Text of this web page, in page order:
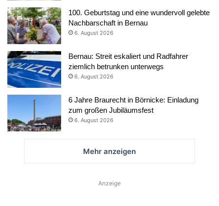
100. Geburtstag und eine wundervoll gelebte
Nachbarschaft in Bernau
6. August 2026
Bernau: Streit eskaliert und Radfahrer
ziemlich betrunken unterwegs
6. August 2026
6 Jahre Braurecht in Börnicke: Einladung
zum großen Jubiläumsfest
6. August 2026
Mehr anzeigen
Anzeige